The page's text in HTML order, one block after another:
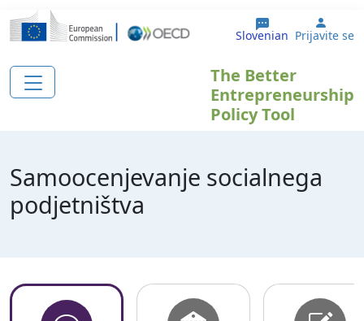
Skip to main content
Slovenian User
Prijavite se
The Better
Entrepreneurship
Policy Tool
Samoocenjevanje socialnega
podjetništva